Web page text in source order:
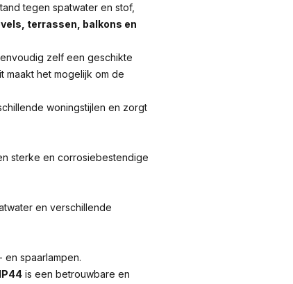
tegen spatwater en stof,
terrassen, balkons en
zelf een geschikte
maakt het mogelijk om de
woningstijlen en zorgt
sterke en corrosiebestendige
en verschillende
en spaarlampen.
is een betrouwbare en